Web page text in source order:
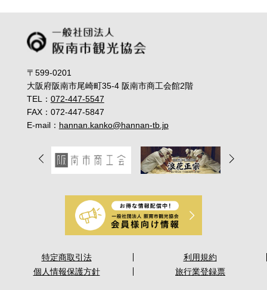
〒599-0201
大阪府阪南市尾崎町35-4 阪南市商工会館2階
TEL： 072-447-5547
FAX：072-447-5847
E-mail： hannan.kanko@hannan-tb.jp
特定商取引法
利用規約
個人情報保護方針
旅行業登録票